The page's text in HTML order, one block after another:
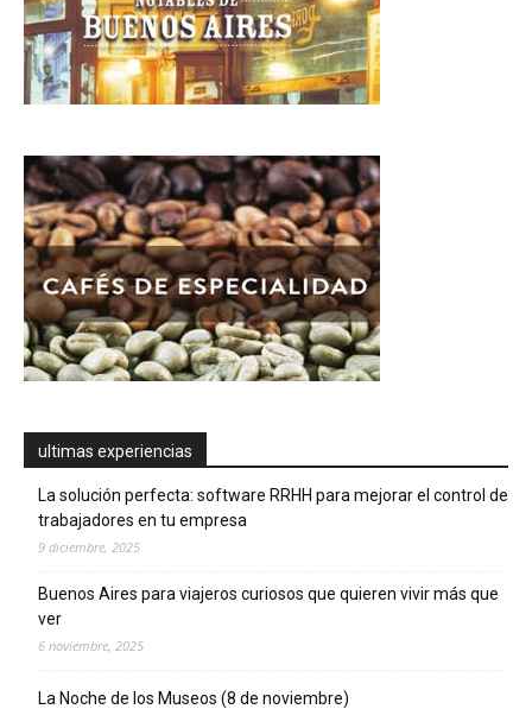
ultimas experiencias
La solución perfecta: software RRHH para mejorar el control de
trabajadores en tu empresa
9 diciembre, 2025
Buenos Aires para viajeros curiosos que quieren vivir más que
ver
6 noviembre, 2025
La Noche de los Museos (8 de noviembre)